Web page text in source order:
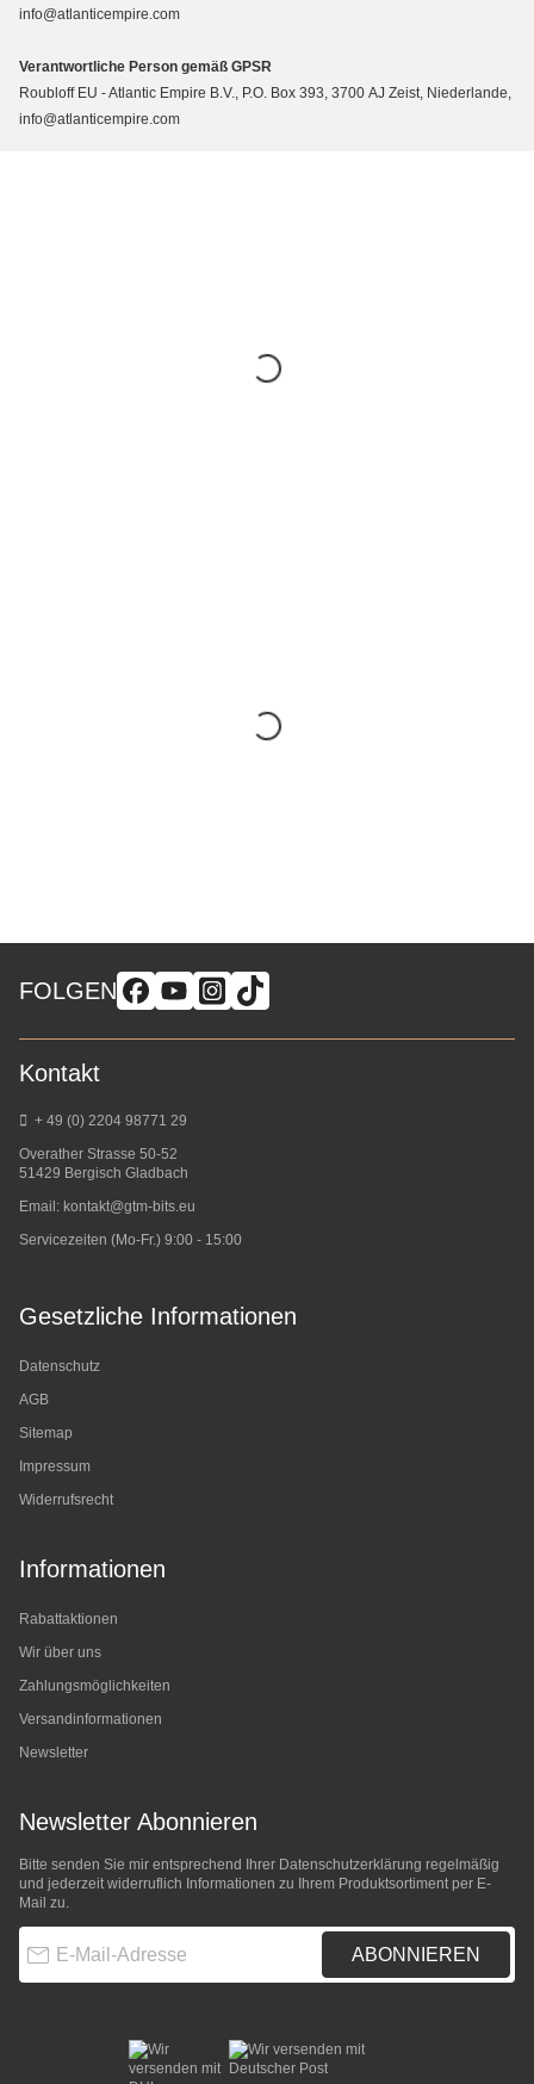
info@atlanticempire.com
Verantwortliche Person gemäß GPSR
Roubloff EU - Atlantic Empire B.V., P.O. Box 393, 3700 AJ Zeist, Niederlande,
info@atlanticempire.com
FOLGEN
Kontakt
+ 49 (0) 2204 98771 29
Overather Strasse 50-52
51429 Bergisch Gladbach
Email: kontakt@gtm-bits.eu
Servicezeiten (Mo-Fr.) 9:00 - 15:00
Gesetzliche Informationen
Datenschutz
AGB
Sitemap
Impressum
Widerrufsrecht
Informationen
Rabattaktionen
Wir über uns
Zahlungsmöglichkeiten
Versandinformationen
Newsletter
Newsletter Abonnieren
Bitte senden Sie mir entsprechend Ihrer Datenschutzerklärung regelmäßig
und jederzeit widerruflich Informationen zu Ihrem Produktsortiment per E-
Mail zu.
ABONNIEREN